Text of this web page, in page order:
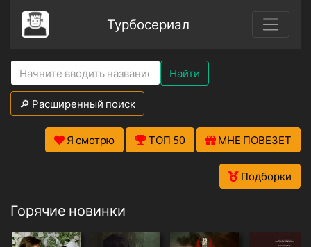
Турбосериал
Найти
🔎 Расширенный поиск
Я смотрю ТОП 50 МНЕ ПОВЕЗЕТ
Подборки
Горячие новинки